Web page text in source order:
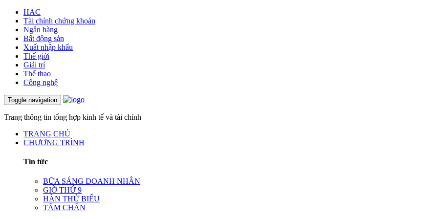
HAC
Tài chính chứng khoán
Ngân hàng
Bất động sản
Xuất nhập khẩu
Thế giới
Giải trí
Thể thao
Công nghệ
Toggle navigation
Trang thông tin tổng hợp kinh tế và tài chính
TRANG CHỦ
CHƯƠNG TRÌNH
Tin tức
BỮA SÁNG DOANH NHÂN
GIỜ THỨ 9
HÀN THỬ BIỂU
TÂM CHẤN